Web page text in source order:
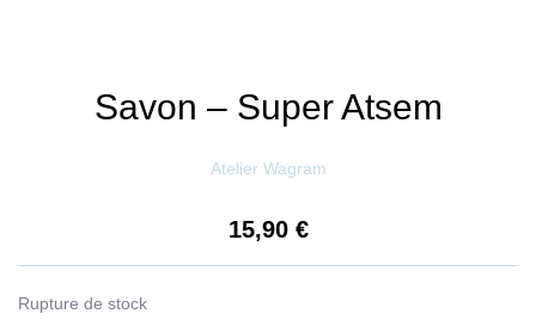
Savon – Super Atsem
Atelier Wagram
15,90 €
Rupture de stock